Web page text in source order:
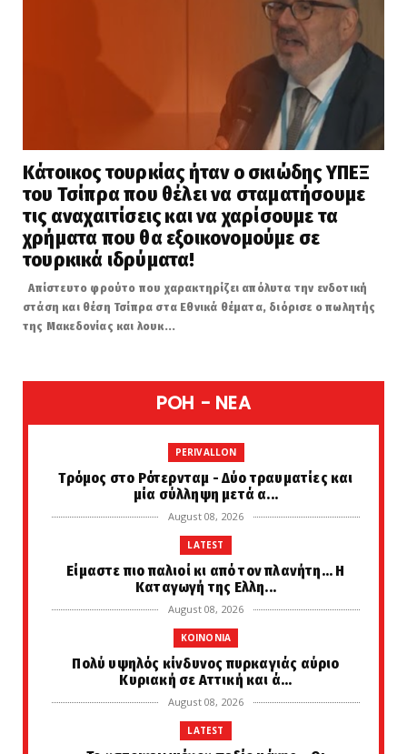
Κάτοικος τουρκίας ήταν ο σκιώδης ΥΠΕΞ
του Τσίπρα που θέλει να σταματήσουμε
τις αναχαιτίσεις και να χαρίσουμε τα
χρήματα που θα εξοικονομούμε σε
τουρκικά ιδρύματα!
Απίστευτο φρούτο που χαρακτηρίζει απόλυτα την ενδοτική
στάση και θέση Τσίπρα στα Εθνικά θέματα, διόρισε ο πωλητής
της Μακεδονίας και λουκ...
POH - NEA
PERIVALLON
Tρόμος στο Ρότερνταμ - Δύο τραυματίες και
μία σύλληψη μετά α...
August 08, 2026
LATEST
Είμαστε πιο παλιοί κι από τον πλανήτη... Η
Καταγωγή της Ελλη...
August 08, 2026
KOINONIA
Πολύ υψηλός κίνδυνος πυρκαγιάς αύριο
Κυριακή σε Αττική και ά...
August 08, 2026
LATEST